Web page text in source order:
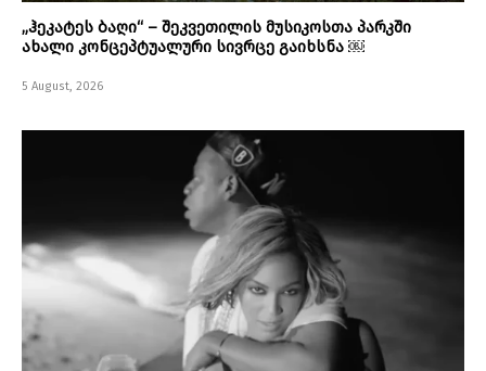
„ჰეკატეს ბაღი“ – შეკვეთილის მუსიკოსთა პარკში
ახალი კონცეპტუალური სივრცე გაიხსნა ￼
5 August, 2026